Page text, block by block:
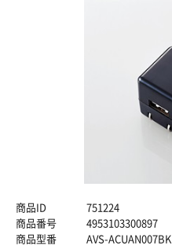
商品ID
751224
商品番号
4953103300897
商品型番
AVS-ACUAN007BK